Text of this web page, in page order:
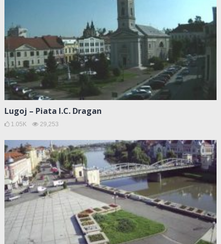
Lugoj – Piata I.C. Dragan
1.05K 29,253